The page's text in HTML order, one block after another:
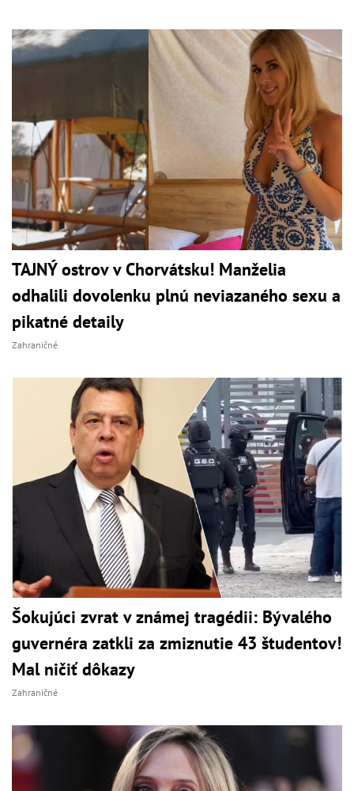
TAJNÝ ostrov v Chorvátsku! Manželia
odhalili dovolenku plnú neviazaného sexu a
pikatné detaily
Zahraničné
Šokujúci zvrat v známej tragédii: Bývalého
guvernéra zatkli za zmiznutie 43 študentov!
Mal ničiť dôkazy
Zahraničné